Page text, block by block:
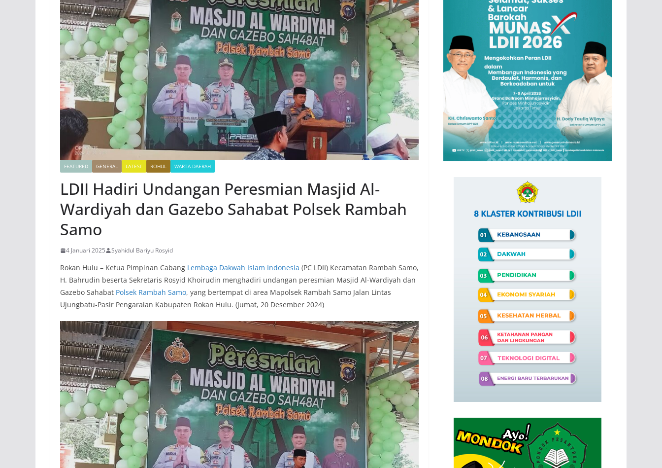
FEATURED GENERAL LATEST ROHUL WARTA DAERAH
LDII Hadiri Undangan Peresmian Masjid Al-
Wardiyah dan Gazebo Sahabat Polsek Rambah
Samo
4 Januari 2025 Syahidul Bariyu Rosyid
Rokan Hulu – Ketua Pimpinan Cabang Lembaga Dakwah Islam Indonesia (PC LDII) Kecamatan Rambah Samo,
H. Bahrudin beserta Sekretaris Rosyid Khoirudin menghadiri undangan peresmian Masjid Al-Wardiyah dan
Gazebo Sahabat Polsek Rambah Samo, yang bertempat di area Mapolsek Rambah Samo Jalan Lintas
Ujungbatu-Pasir Pengaraian Kabupaten Rokan Hulu. (Jumat, 20 Desember 2024)